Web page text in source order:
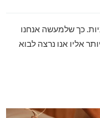
כך שלמעשה אנחנו
אליו אנו נרצה לבוא